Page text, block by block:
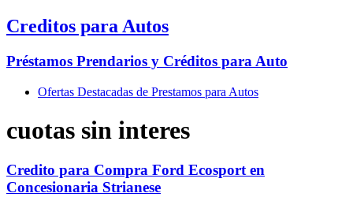
Creditos para Autos
Préstamos Prendarios y Créditos para Auto
Ofertas Destacadas de Prestamos para Autos
cuotas sin interes
Credito para Compra Ford Ecosport en
Concesionaria Strianese